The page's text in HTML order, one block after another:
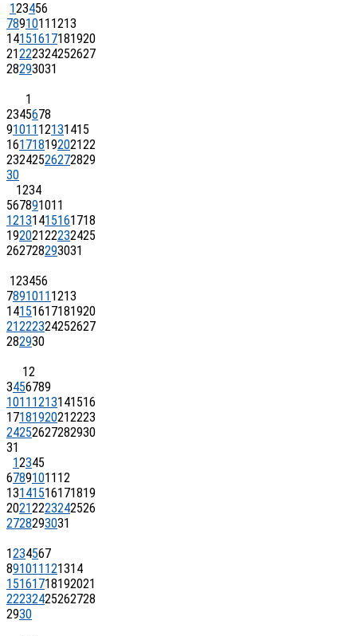
123456
7891011 1213
14151617181920
21222324252627
28293031
1
2345678
91011 12131415
16171819202122
23242526272829
30
1234
567891011
12131415161718
19202122232425
262728293031
123456
7891011 1213
14151617181920
21222324252627
282930
12
3456789
1011 1213141516
17181920212223
24252627282930
31
12345
67891011 12
13141516171819
20212223242526
2728293031
1234567
891011 121314
15161718192021
22232425262728
2930